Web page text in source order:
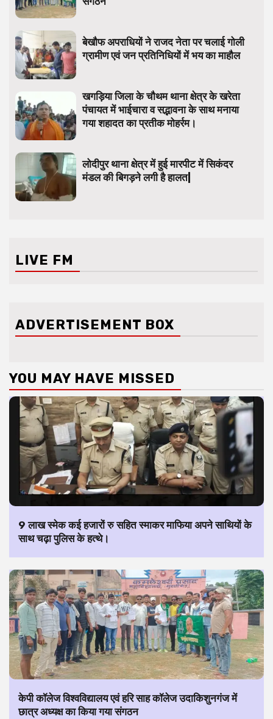
बेखौफ अपराधियों ने राजद नेता पर चलाई गोली
ग्रामीण एवं जन प्रतिनिधियों में भय का माहौल
खगड़िया जिला के चौथम थाना क्षेत्र के खरेता
पंचायत में भाईचारा व सद्भावना के साथ मनाया
गया शहादत का प्रतीक मोहर्रम।
लोदीपुर थाना क्षेत्र में हुई मारपीट में सिकंदर
मंडल की बिगड़ने लगी है हालत|
LIVE FM
ADVERTISEMENT BOX
YOU MAY HAVE MISSED
9 लाख स्मेक कई हजारों रु सहित स्माकर माफिया अपने साथियों के
साथ चढ़ा पुलिस के हत्थे।
केपी कॉलेज विश्वविद्यालय एवं हरि साह कॉलेज उदाकिशुनगंज में
छात्र अध्यक्ष का किया गया संगठन